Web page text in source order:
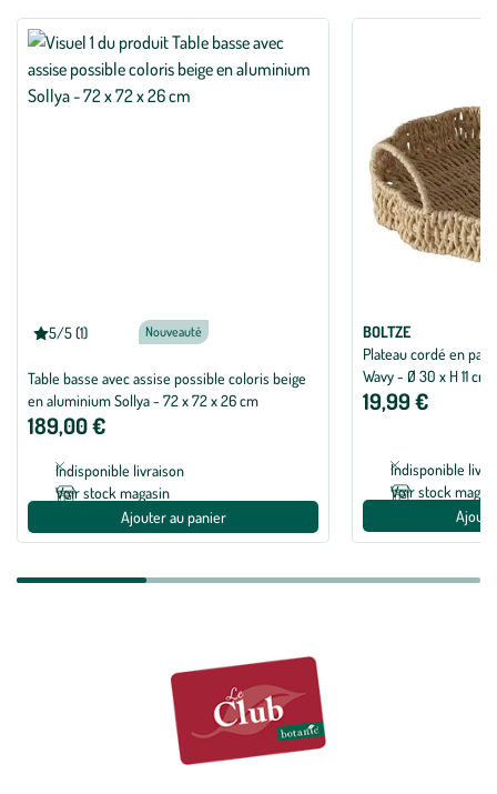
5/5 (1)
Note moyenne de 5 sur 5 avec 1 avis
Nouveauté
Table basse avec assise possible coloris beige
en aluminium Sollya - 72 x 72 x 26 cm
189,00 €
Indisponible livraison
Voir stock magasin
Ajouter au panier
BOLTZE
Plateau cordé en
Wavy - Ø 30 x H 11 cm
19,99 €
Indisponible
Voir stock